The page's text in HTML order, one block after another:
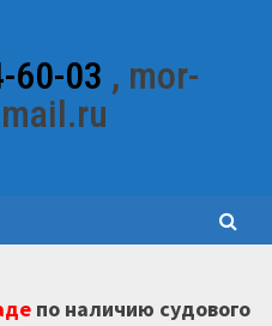
60-03 , mor-
по наличию судового